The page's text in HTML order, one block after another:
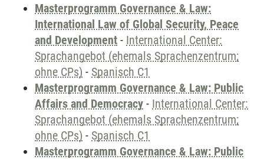
Masterprogramm Governance & Law:
International Law of Global Security, Peace
and Development - International Center:
Sprachangebot (ehemals Sprachenzentrum;
ohne CPs) - Spanisch C1
Masterprogramm Governance & Law: Public
Affairs and Democracy - International Center:
Sprachangebot (ehemals Sprachenzentrum;
ohne CPs) - Spanisch C1
Masterprogramm Governance & Law: Public